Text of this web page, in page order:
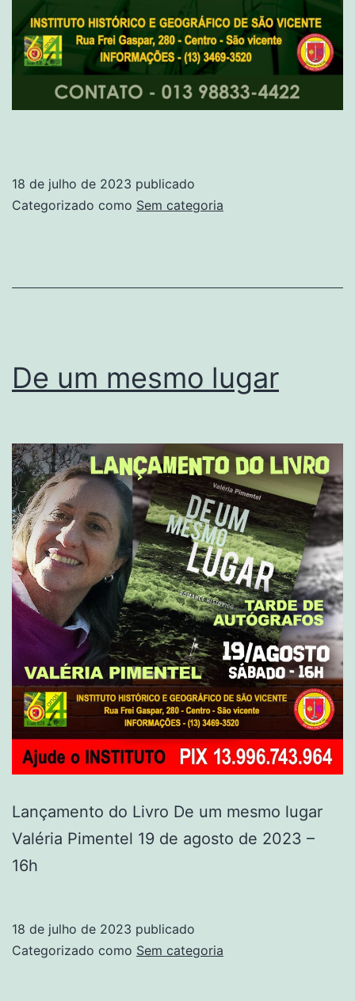
18 de julho de 2023 publicado
Categorizado como Sem categoria
De um mesmo lugar
Lançamento do Livro De um mesmo lugar
Valéria Pimentel 19 de agosto de 2023 –
16h
18 de julho de 2023 publicado
Categorizado como Sem categoria